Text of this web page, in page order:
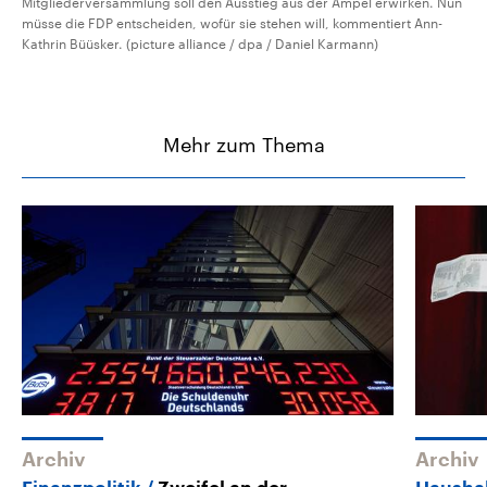
müsse die FDP entscheiden, wofür sie stehen will, kommentiert Ann-
Kathrin Büüsker. (picture alliance / dpa / Daniel Karmann)
Mehr zum Thema
Archiv Archiv